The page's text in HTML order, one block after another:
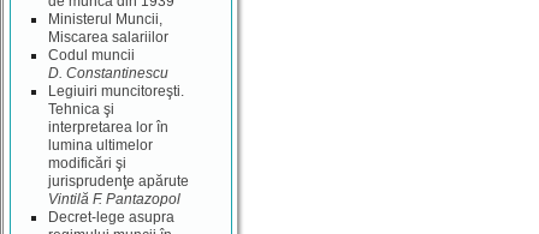
Ministerul Muncii,
Miscarea salariilor
Codul muncii
D. Constantinescu
Legiuiri muncitoreşti.
Tehnica şi
interpretarea lor în
lumina ultimelor
modificări şi
jurisprudenţe apărute
Vintilă F. Pantazopol
Decret-lege asupra